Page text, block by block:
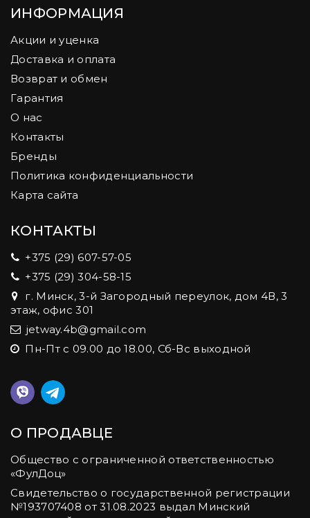
ИНФОРМАЦИЯ
Акции и уценка
Доставка и оплата
Возврат и обмен
Гарантия
О нас
Контакты
Бренды
Политика конфиденциальности
Карта сайта
КОНТАКТЫ
+375 (29) 607-57-05
+375 (29) 304-58-15
г. Минск, 3-й Загородный переулок, дом 4В, 3
этаж, офис 301
jetway.4b@gmail.com
Пн-Пт с 09.00 до 18.00, Сб-Вс выходной
О ПРОДАВЦЕ
Общество с ограниченной ответственностью
«ФулДоц»
Свидетельство о государственной регистрации
№‎193707408 от 31.08.2023 выдал Минский